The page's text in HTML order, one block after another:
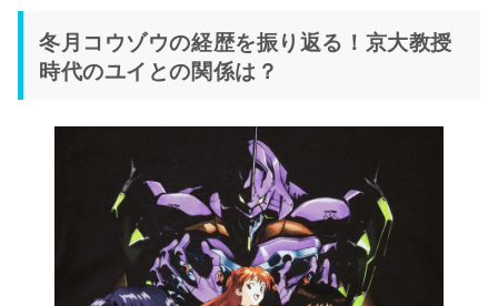
冬月コウゾウの経歴を振り返る！京大教授
時代のユイとの関係は？